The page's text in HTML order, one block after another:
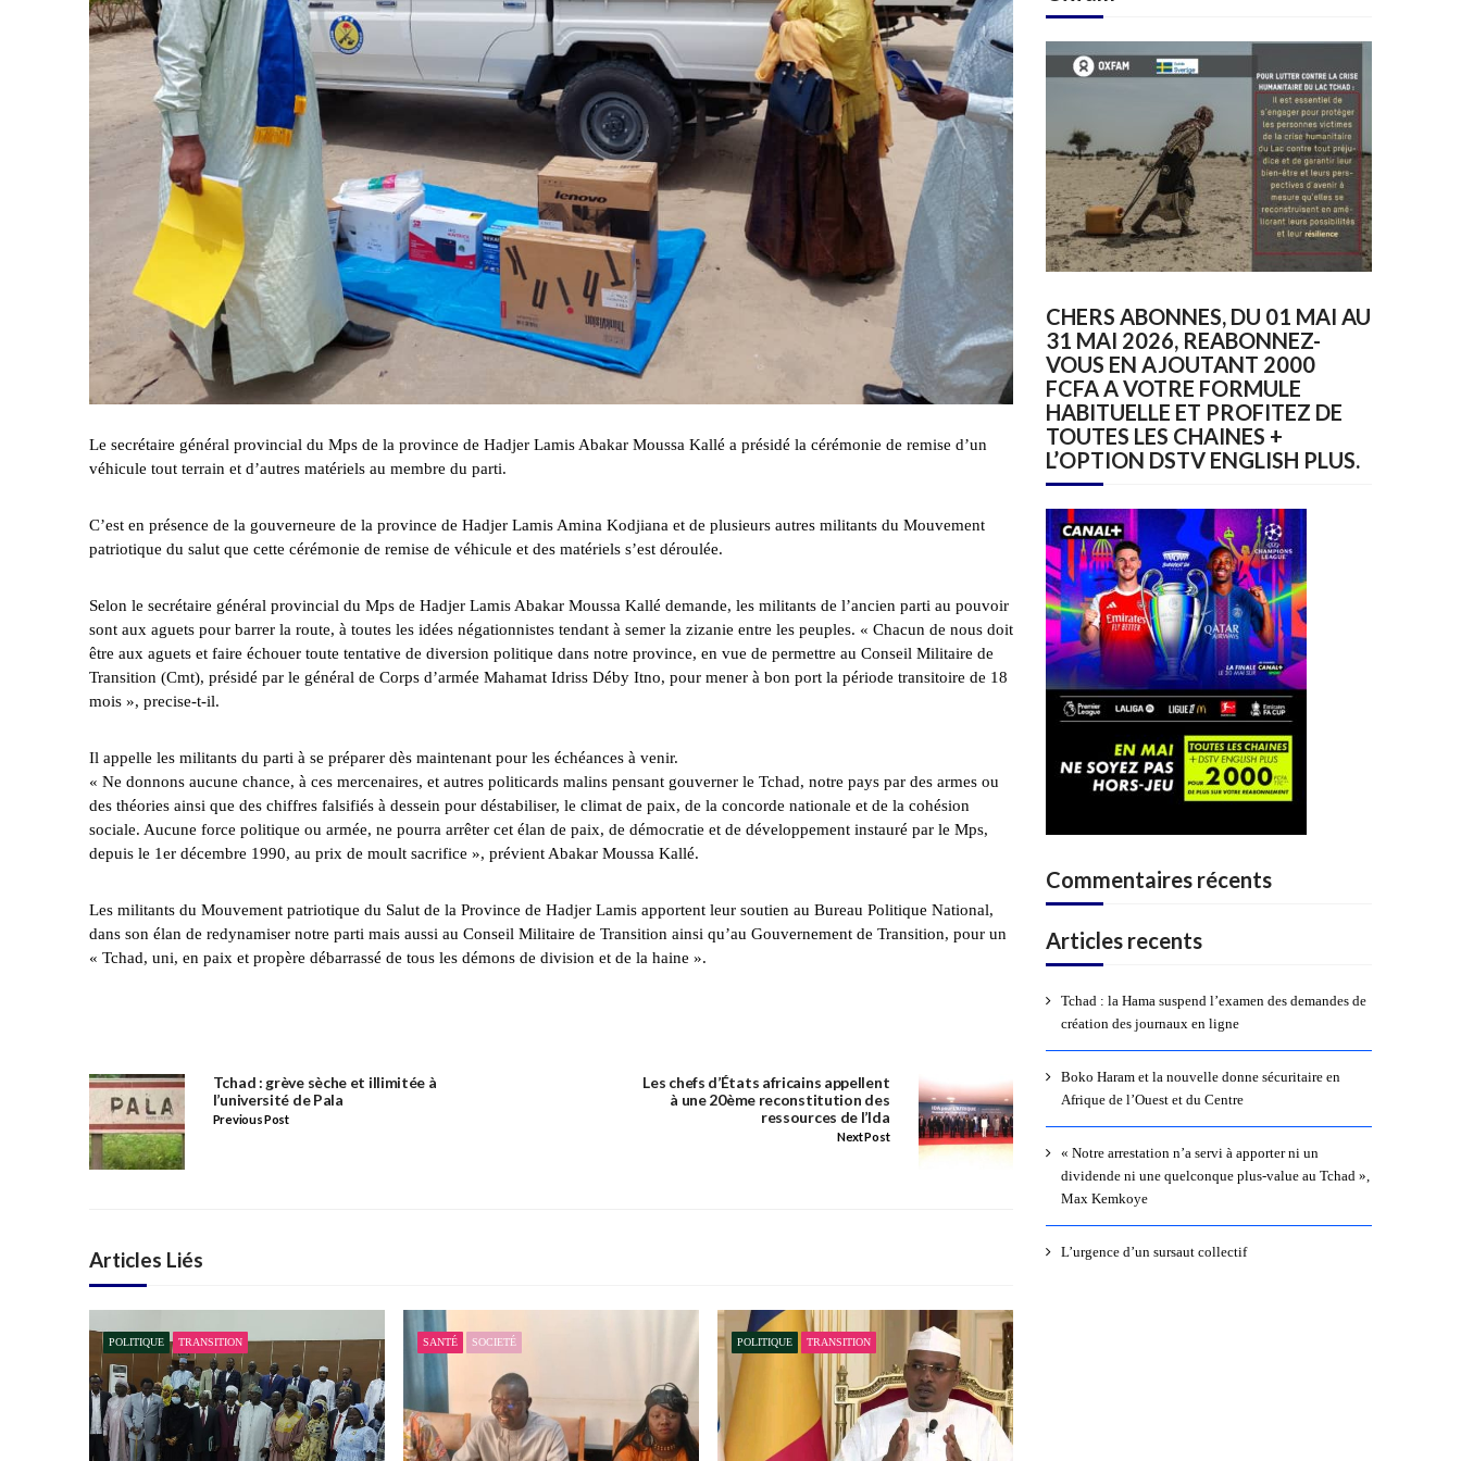
Le secrétaire général provincial du Mps de la province de Hadjer Lamis Abakar Moussa Kallé a présidé la cérémonie de remise d’un
véhicule tout terrain et d’autres matériels au membre du parti.
C’est en présence de la gouverneure de la province de Hadjer Lamis Amina Kodjiana et de plusieurs autres militants du Mouvement
patriotique du salut que cette cérémonie de remise de véhicule et des matériels s’est déroulée.
Selon le secrétaire général provincial du Mps de Hadjer Lamis Abakar Moussa Kallé demande, les militants de l’ancien parti au pouvoir
sont aux aguets pour barrer la route, à toutes les idées négationnistes tendant à semer la zizanie entre les peuples. « Chacun de nous doit
être aux aguets et faire échouer toute tentative de diversion politique dans notre province, en vue de permettre au Conseil Militaire de
Transition (Cmt), présidé par le général de Corps d’armée Mahamat Idriss Déby Itno, pour mener à bon port la période transitoire de 18
mois », precise-t-il.
Il appelle les militants du parti à se préparer dès maintenant pour les échéances à venir.
« Ne donnons aucune chance, à ces mercenaires, et autres politicards malins pensant gouverner le Tchad, notre pays par des armes ou
des théories ainsi que des chiffres falsifiés à dessein pour déstabiliser, le climat de paix, de la concorde nationale et de la cohésion
sociale. Aucune force politique ou armée, ne pourra arrêter cet élan de paix, de démocratie et de développement instauré par le Mps,
depuis le 1er décembre 1990, au prix de moult sacrifice », prévient Abakar Moussa Kallé.
Les militants du Mouvement patriotique du Salut de la Province de Hadjer Lamis apportent leur soutien au Bureau Politique National,
dans son élan de redynamiser notre parti mais aussi au Conseil Militaire de Transition ainsi qu’au Gouvernement de Transition, pour un
« Tchad, uni, en paix et propère débarrassé de tous les démons de division et de la haine ».
Tchad : grève sèche et illimitée à
l’université de Pala
Previous Post
Les chefs d’États africains appellent
à une 20ème reconstitution des
ressources de l’Ida
Next Post
Articles Liés
POLITIQUE TRANSITION SANTÉ SOCIETÉ POLITIQUE TRANSITION
CHERS ABONNES, DU 01 MAI AU
31 MAI 2026, REABONNEZ-
VOUS EN AJOUTANT 2000
FCFA A VOTRE FORMULE
HABITUELLE ET PROFITEZ DE
TOUTES LES CHAINES +
L’OPTION DSTV ENGLISH PLUS.
Commentaires récents
Articles recents
Tchad : la Hama suspend l’examen des demandes de
création des journaux en ligne
Boko Haram et la nouvelle donne sécuritaire en
Afrique de l’Ouest et du Centre
« Notre arrestation n’a servi à apporter ni un
dividende ni une quelconque plus-value au Tchad »,
Max Kemkoye
L’urgence d’un sursaut collectif